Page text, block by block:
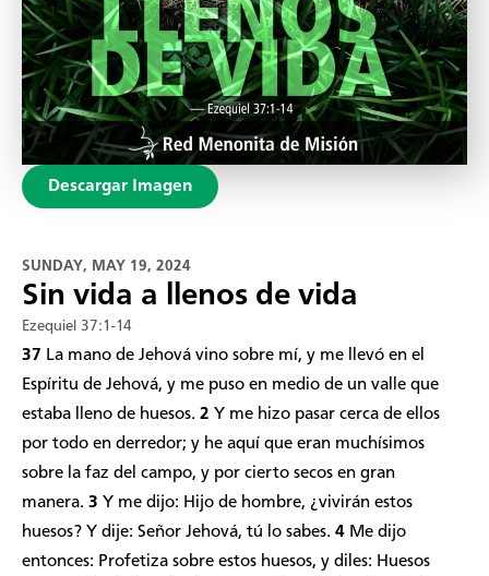
Descargar Imagen
SUNDAY, MAY 19, 2024
Sin vida a llenos de vida
Ezequiel 37:1-14
37 La mano de Jehová vino sobre mí, y me llevó en el
Espíritu de Jehová, y me puso en medio de un valle que
estaba lleno de huesos. 2 Y me hizo pasar cerca de ellos
por todo en derredor; y he aquí que eran muchísimos
sobre la faz del campo, y por cierto secos en gran
manera. 3 Y me dijo: Hijo de hombre, ¿vivirán estos
huesos? Y dije: Señor Jehová, tú lo sabes. 4 Me dijo
entonces: Profetiza sobre estos huesos, y diles: Huesos